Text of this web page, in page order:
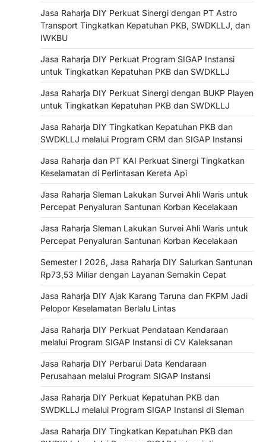
Jasa Raharja DIY Perkuat Sinergi dengan PT Astro
Transport Tingkatkan Kepatuhan PKB, SWDKLLJ, dan
IWKBU
Jasa Raharja DIY Perkuat Program SIGAP Instansi
untuk Tingkatkan Kepatuhan PKB dan SWDKLLJ
Jasa Raharja DIY Perkuat Sinergi dengan BUKP Playen
untuk Tingkatkan Kepatuhan PKB dan SWDKLLJ
Jasa Raharja DIY Tingkatkan Kepatuhan PKB dan
SWDKLLJ melalui Program CRM dan SIGAP Instansi
Jasa Raharja dan PT KAI Perkuat Sinergi Tingkatkan
Keselamatan di Perlintasan Kereta Api
Jasa Raharja Sleman Lakukan Survei Ahli Waris untuk
Percepat Penyaluran Santunan Korban Kecelakaan
Jasa Raharja Sleman Lakukan Survei Ahli Waris untuk
Percepat Penyaluran Santunan Korban Kecelakaan
Semester I 2026, Jasa Raharja DIY Salurkan Santunan
Rp73,53 Miliar dengan Layanan Semakin Cepat
Jasa Raharja DIY Ajak Karang Taruna dan FKPM Jadi
Pelopor Keselamatan Berlalu Lintas
Jasa Raharja DIY Perkuat Pendataan Kendaraan
melalui Program SIGAP Instansi di CV Kaleksanan
Jasa Raharja DIY Perbarui Data Kendaraan
Perusahaan melalui Program SIGAP Instansi
Jasa Raharja DIY Perkuat Kepatuhan PKB dan
SWDKLLJ melalui Program SIGAP Instansi di Sleman
Jasa Raharja DIY Tingkatkan Kepatuhan PKB dan